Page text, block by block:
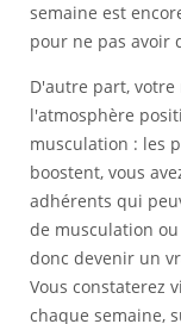
semaine est
pour ne pas avoir
D'autre part,
l'atmosphère
musculation : les
boostent, vous
adhérents qui
de musculation
donc devenir un
Vous constaterez
chaque semaine,